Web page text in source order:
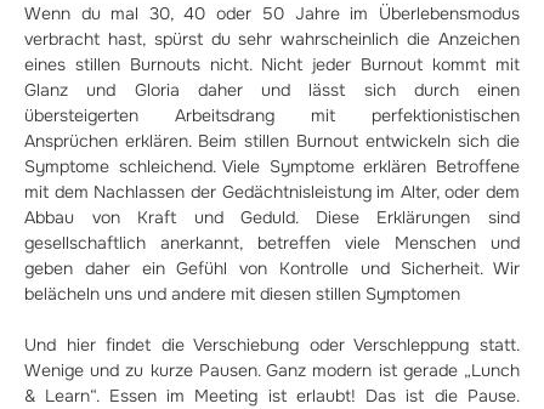
Wenn du mal 30, 40 oder 50 Jahre im Überlebensmodus
verbracht hast, spürst du sehr wahrscheinlich die Anzeichen
eines stillen Burnouts nicht. Nicht jeder Burnout kommt mit
Glanz und Gloria daher und lässt sich durch einen
übersteigerten Arbeitsdrang mit perfektionistischen
Ansprüchen erklären. Beim stillen Burnout entwickeln sich die
Symptome schleichend. Viele Symptome erklären Betroffene
mit dem Nachlassen der Gedächtnisleistung im Alter, oder dem
Abbau von Kraft und Geduld. Diese Erklärungen sind
gesellschaftlich anerkannt, betreffen viele Menschen und
geben daher ein Gefühl von Kontrolle und Sicherheit. Wir
belächeln uns und andere mit diesen stillen Symptomen
Und hier findet die Verschiebung oder Verschleppung statt.
Wenige und zu kurze Pausen. Ganz modern ist gerade „Lunch
& Learn“. Essen im Meeting ist erlaubt! Das ist die Pause.